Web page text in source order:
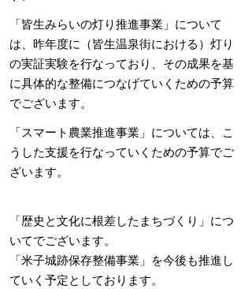
「皆生みらいの灯り推進事業」について
は、昨年度に（皆生温泉街における）灯り
の実証実験を行なっており、その成果を基
に具体的な整備につなげていくための予算
でございます。
「スマート農業推進事業」については、こ
うした支援を行なっていくための予算でご
ざいます。
「歴史と文化に根差したまちづくり」につ
いてでございます。
「米子城跡保存整備事業」を今後も推進し
ていく予定としております。